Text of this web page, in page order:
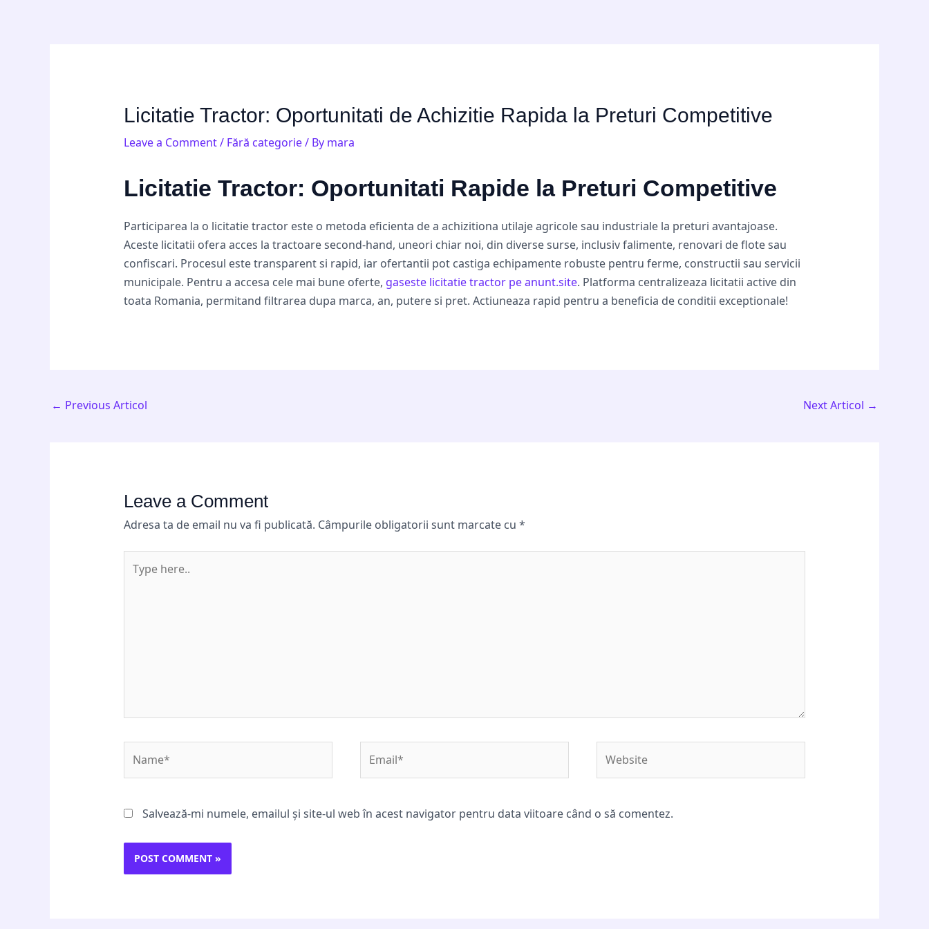
Licitatie Tractor: Oportunitati de Achizitie Rapida la Preturi Competitive
Leave a Comment/ Fără categorie/ By mara
Licitatie Tractor: Oportunitati Rapide la Preturi Competitive
Participarea la o licitatie tractor este o metoda eficienta de a achizitiona utilaje agricole sau industriale la preturi avantajoase.
Aceste licitatii ofera acces la tractoare second-hand, uneori chiar noi, din diverse surse, inclusiv falimente, renovari de flote sau
confiscari. Procesul este transparent si rapid, iar ofertantii pot castiga echipamente robuste pentru ferme, constructii sau servicii
municipale. Pentru a accesa cele mai bune oferte, gaseste licitatie tractor pe anunt.site. Platforma centralizeaza licitatii active din
toata Romania, permitand filtrarea dupa marca, an, putere si pret. Actiuneaza rapid pentru a beneficia de conditii exceptionale!
← Previous Articol Next Articol →
Leave a Comment
Adresa ta de email nu va fi publicată. Câmpurile obligatorii sunt marcate cu *
here..
Salvează-mi numele, emailul și site-ul web în acest navigator pentru data viitoare când o să comentez.